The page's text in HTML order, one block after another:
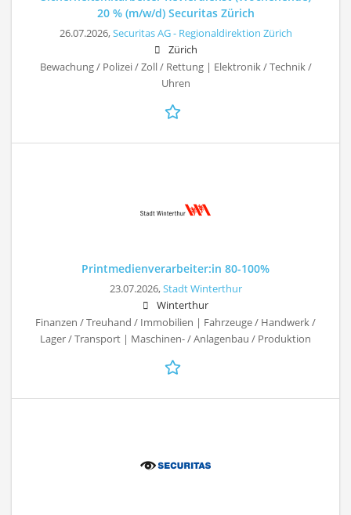
20 % (m/w/d) Securitas Zürich
26.07.2026,Securitas AG - Regionaldirektion Zürich
Zürich
Bewachung / Polizei / Zoll / Rettung | Elektronik / Technik /
Uhren
Printmedienverarbeiter:in 80-100%
23.07.2026,Stadt Winterthur
Winterthur
Finanzen / Treuhand / Immobilien | Fahrzeuge / Handwerk /
Lager / Transport | Maschinen- / Anlagenbau / Produktion